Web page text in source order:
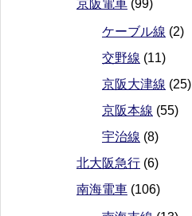
京阪電車 (99)
ケーブル線 (2)
交野線 (11)
京阪大津線 (25)
京阪本線 (55)
宇治線 (8)
北大阪急行 (6)
南海電車 (106)